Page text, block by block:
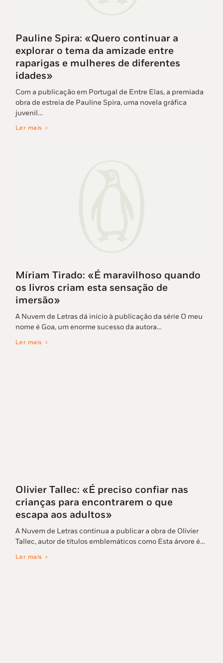
Pauline Spira: «Quero continuar a
explorar o tema da amizade entre
raparigas e mulheres de diferentes
idades»
Com a publicação em Portugal de Entre Elas, a premiada
obra de estreia de Pauline Spira, uma novela gráfica
juvenil…
Ler mais
Míriam Tirado: «É maravilhoso quando
os livros criam esta sensação de
imersão»
A Nuvem de Letras dá início à publicação da série O meu
nome é Goa, um enorme sucesso da autora…
Ler mais
Olivier Tallec: «É preciso confiar nas
crianças para encontrarem o que
escapa aos adultos»
A Nuvem de Letras continua a publicar a obra de Olivier
Tallec, autor de títulos emblemáticos como Esta árvore é…
Ler mais